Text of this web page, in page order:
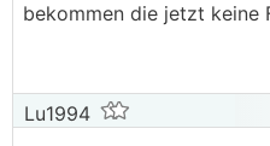
bekommen die jetzt keine
Lu1994